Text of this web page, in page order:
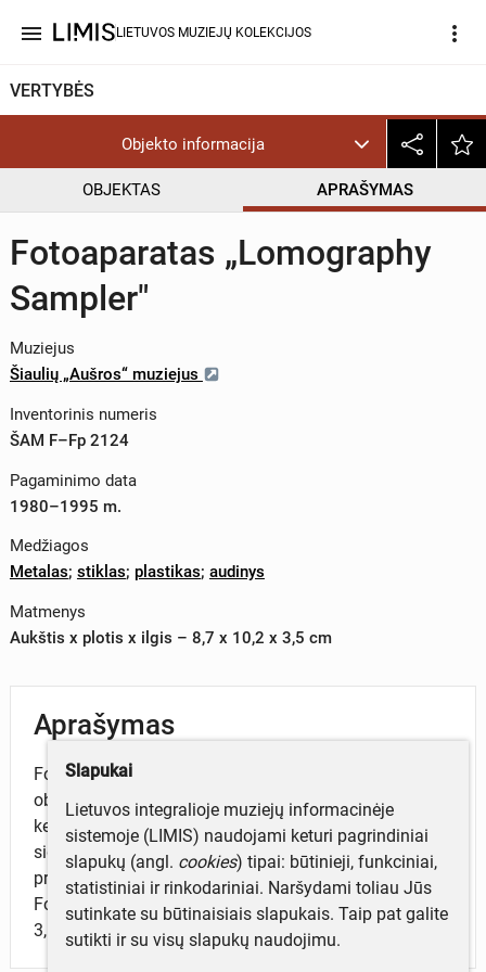
menu LIETUVOS MUZIEJŲ KOLEKCIJOS more_vert
VERTYBĖS
Objekto informacija
OBJEKTAS APRAŠYMAS
Fotoaparatas „Lomography
Sampler"
Muziejus
Šiaulių „Aušros“ muziejus
Inventorinis numeris
ŠAM F–Fp 2124
Pagaminimo data
1980–1995 m.
Medžiagos
Metalas; stiklas; plastikas; audinys
Matmenys
Aukštis x plotis x ilgis – 8,7 x 10,2 x 3,5 cm
Aprašymas
Fotoaparatas „Lomography Sampler" su keturiais
objektyvais. Korpusas horizontalus, apvalinto
keturkampio formos, pagamintas iš juodos ir
sidabrinės spalvos plastiko. Prie korpuso šono
pritvirtintas juodos spalvos medžiaginis dirželis.
Fotoaparatas lomografinis, juostinis, kadro dydis 2,5 x
3,5 cm.
Slapukai
Lietuvos integralioje muziejų informacinėje
sistemoje (LIMIS) naudojami keturi pagrindiniai
slapukų (angl. cookies) tipai: būtinieji, funkciniai,
statistiniai ir rinkodariniai. Naršydami toliau Jūs
sutinkate su būtinaisiais slapukais. Taip pat galite
sutikti ir su visų slapukų naudojimu.